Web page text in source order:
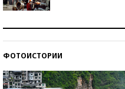
ФОТОИСТОРИИ